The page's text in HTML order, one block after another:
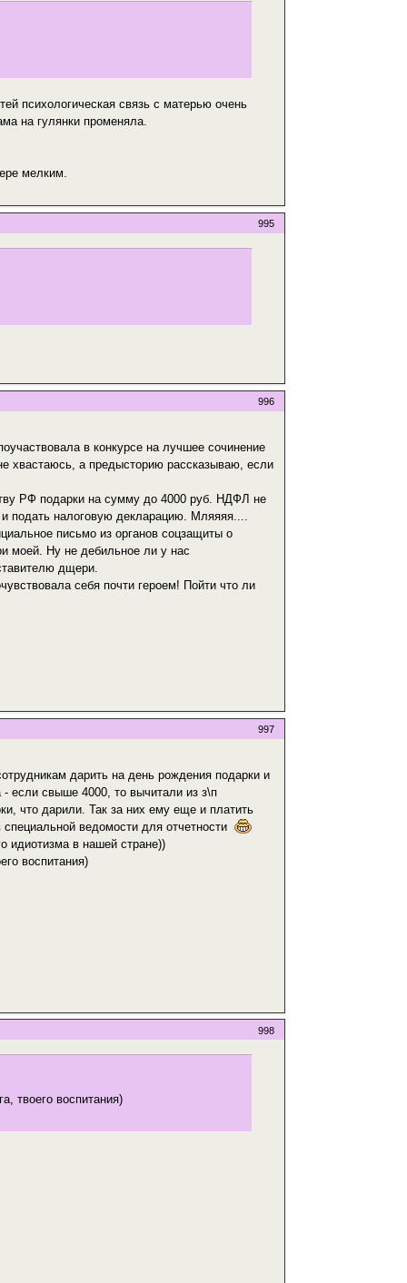
психологическая связь с матерью очень
на гулянки променяла.
мелким.
995
996
в конкурсе на лучшее сочинение
хвастаюсь, а предысторию рассказываю, если
РФ подарки на сумму до 4000 руб. НДФЛ не
подать налоговую декларацию. Мляяяя....
письмо из органов соцзащиты о
моей. Ну не дебильное ли у нас
дщери.
себя почти героем! Пойти что ли
997
дарить на день рождения подарки и
если свыше 4000, то вычитали из з\п
что дарили. Так за них ему еще и платить
специальной ведомости для отчетности
идиотизма в нашей стране))
воспитания)
998
твоего воспитания)